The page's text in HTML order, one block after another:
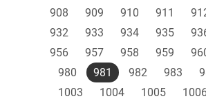
908
909 910 911
932
933 934 935
956
957 958 959
980
981 982 983
1003
1004 1005